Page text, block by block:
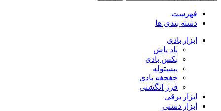
فهرست
دسته بندی ها
ابزار بادی
باد پاش
بکس بادی
پیستوله
جغجغه بادی
فرز انگشتی
ابزار برقی
ابزار دستی